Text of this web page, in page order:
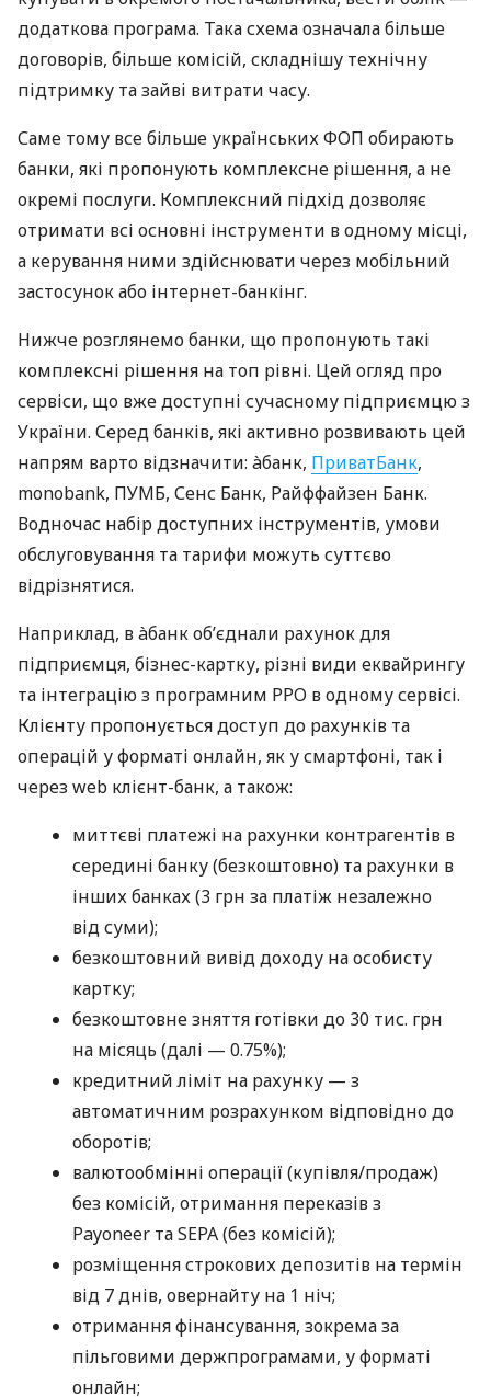
додаткова програма. Така схема означала більше
договорів, більше комісій, складнішу технічну
підтримку та зайві витрати часу.
Саме тому все більше українських ФОП обирають
банки, які пропонують комплексне рішення, а не
окремі послуги. Комплексний підхід дозволяє
отримати всі основні інструменти в одному місці,
а керування ними здійснювати через мобільний
застосунок або інтернет-банкінг.
Нижче розглянемо банки, що пропонують такі
комплексні рішення на топ рівні. Цей огляд про
сервіси, що вже доступні сучасному підприємцю з
України. Серед банків, які активно розвивають цей
напрям варто відзначити: àбанк, ПриватБанк,
monobank, ПУМБ, Сенс Банк, Райффайзен Банк.
Водночас набір доступних інструментів, умови
обслуговування та тарифи можуть суттєво
відрізнятися.
Наприклад, в àбанк об’єднали рахунок для
підприємця, бізнес-картку, різні види еквайрингу
та інтеграцію з програмним РРО в одному сервісі.
Клієнту пропонується доступ до рахунків та
операцій у форматі онлайн, як у смартфоні, так і
через web клієнт-банк, а також:
миттєві платежі на рахунки контрагентів в
середині банку (безкоштовно) та рахунки в
інших банках (3 грн за платіж незалежно
від суми);
безкоштовний вивід доходу на особисту
картку;
безкоштовне зняття готівки до 30 тис. грн
на місяць (далі — 0.75%);
кредитний ліміт на рахунку — з
автоматичним розрахунком відповідно до
оборотів;
валютообмінні операції (купівля/продаж)
без комісій, отримання переказів з
Payoneer та SEPA (без комісій);
розміщення строкових депозитів на термін
від 7 днів, овернайту на 1 ніч;
отримання фінансування, зокрема за
пільговими держпрограмами, у форматі
онлайн;